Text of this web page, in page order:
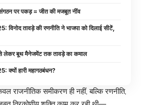
पर पकड़ = जीत की मजबूत नींव
तावड़े की रणनीति ने भाजपा को दिलाई सीटें,
लेकर बूथ मैनेजमेंट तक तावड़े का कमाल
हारी महागठबंधन?
राजनीतिक समीकरण ही नहीं, बल्कि रणनीति,